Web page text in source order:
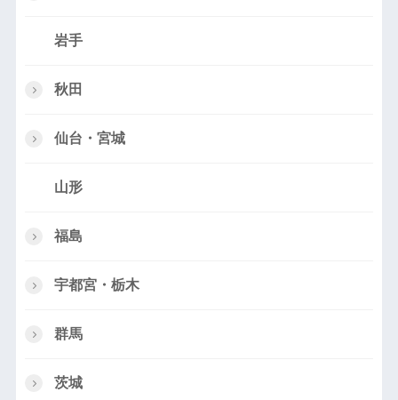
岩手
秋田
仙台・宮城
山形
福島
宇都宮・栃木
群馬
茨城